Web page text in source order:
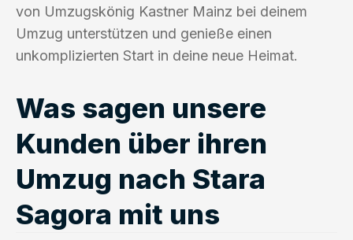
von Umzugskönig Kastner Mainz bei deinem
Umzug unterstützen und genieße einen
unkomplizierten Start in deine neue Heimat.
Was sagen unsere
Kunden über ihren
Umzug nach Stara
Sagora mit uns